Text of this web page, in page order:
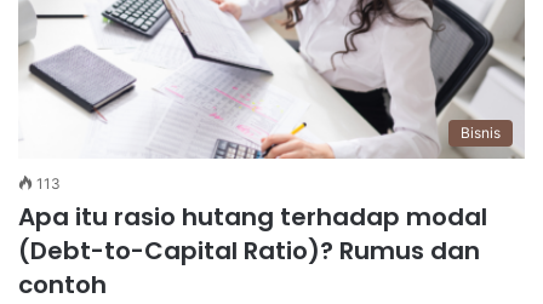
Bisnis
113
Apa itu rasio hutang terhadap modal
(Debt-to-Capital Ratio)? Rumus dan
contoh